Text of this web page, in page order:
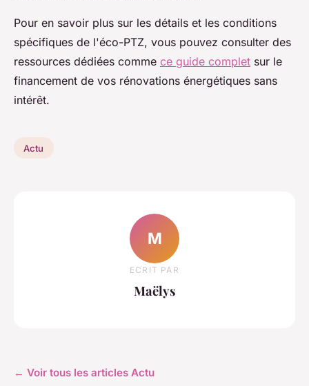
Pour en savoir plus sur les détails et les conditions
spécifiques de l'éco-PTZ, vous pouvez consulter des
ressources dédiées comme ce guide complet sur le
financement de vos rénovations énergétiques sans
intérêt.
Actu
M
ECRIT PAR
Maëlys
← Voir tous les articles Actu